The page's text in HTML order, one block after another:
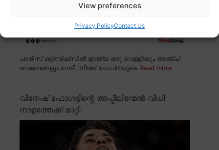
View preferences
Privacy PolicyContact Us
പാരിസ് ഒളിമ്പിക്സിൽ ഇന്ത്യ ഒരു വെള്ളിയും അഞ്ച്
വെങ്കലങ്ങളും നേടി. നീരജ് ചോപ്രയുടെ Read more
വിനേഷ് ഫോഗട്ടിന്റെ അപ്പീലിന്മേൽ വിധി
നാളത്തേക്ക് മാറ്റി